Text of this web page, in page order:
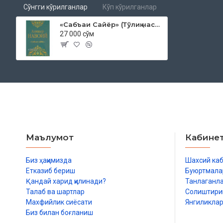
Сўнгги кўрилганлар Кўп кўрилганлар
«Сабъаи Сайёр» (Тўлиқ насрий табдил)
27 000 сўм
Маълумот
Биз ҳақимизда
Етказиб бериш
Қандай харид қилинади?
Талаб ва шартлар
Махфийлик сиёсати
Биз билан боғланиш
Шахсий
Янгиликлар